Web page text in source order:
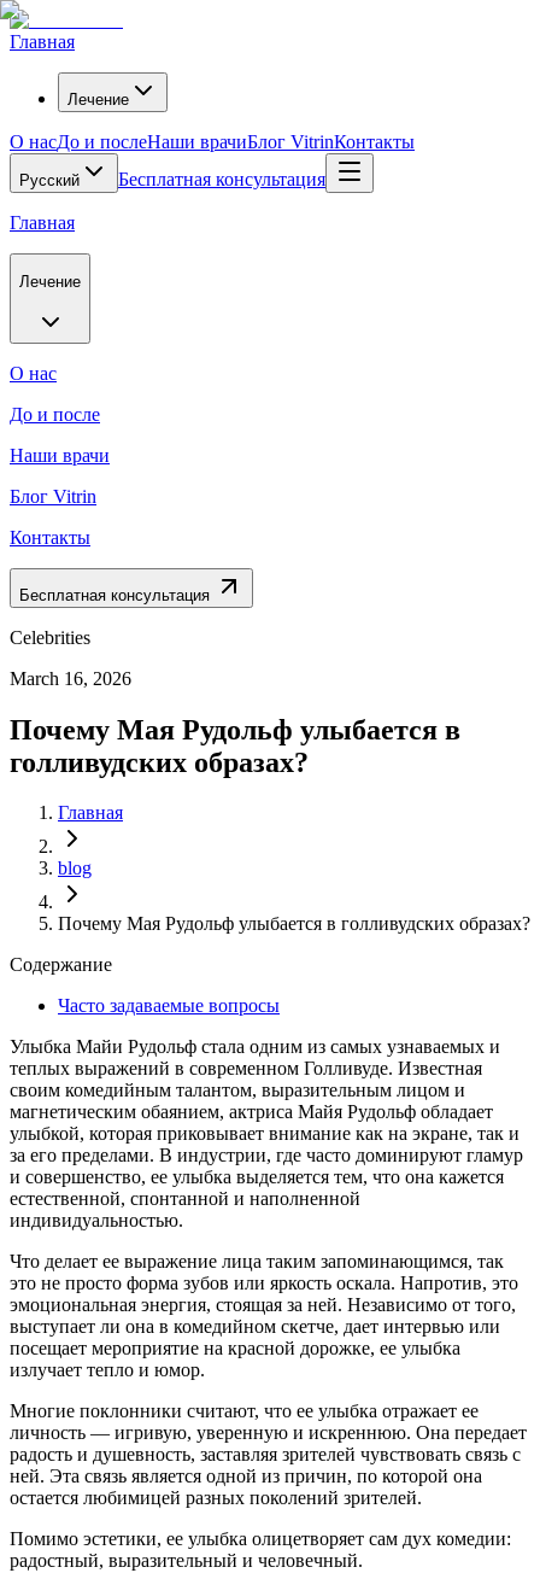
Главная
Лечение
О насДо и послеНаши врачиБлог VitrinКонтакты
Русский Бесплатная консультация
Главная
Лечение
О нас
До и после
Наши врачи
Блог Vitrin
Контакты
Бесплатная консультация
Celebrities
March 16, 2026
Почему Мая Рудольф улыбается в
голливудских образах?
Главная
blog
Почему Мая Рудольф улыбается в голливудских образах?
Содержание
Часто задаваемые вопросы
Улыбка Майи Рудольф стала одним из самых узнаваемых и
теплых выражений в современном Голливуде. Известная
своим комедийным талантом, выразительным лицом и
магнетическим обаянием, актриса Майя Рудольф обладает
улыбкой, которая приковывает внимание как на экране, так и
за его пределами. В индустрии, где часто доминируют гламур
и совершенство, ее улыбка выделяется тем, что она кажется
естественной, спонтанной и наполненной
индивидуальностью.
Что делает ее выражение лица таким запоминающимся, так
это не просто форма зубов или яркость оскала. Напротив, это
эмоциональная энергия, стоящая за ней. Независимо от того,
выступает ли она в комедийном скетче, дает интервью или
посещает мероприятие на красной дорожке, ее улыбка
излучает тепло и юмор.
Многие поклонники считают, что ее улыбка отражает ее
личность — игривую, уверенную и искреннюю. Она передает
радость и душевность, заставляя зрителей чувствовать связь с
ней. Эта связь является одной из причин, по которой она
остается любимицей разных поколений зрителей.
Помимо эстетики, ее улыбка олицетворяет сам дух комедии:
радостный, выразительный и человечный.